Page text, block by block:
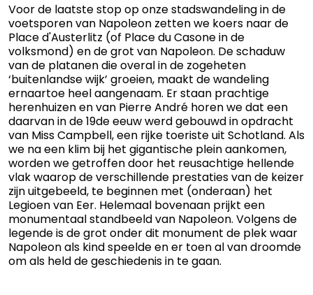
Voor de laatste stop op onze stadswandeling in de
voetsporen van Napoleon zetten we koers naar de
Place d'Austerlitz (of Place du Casone in de
volksmond) en de grot van Napoleon. De schaduw
van de platanen die overal in de zogeheten
‘buitenlandse wijk’ groeien, maakt de wandeling
ernaartoe heel aangenaam. Er staan prachtige
herenhuizen en van Pierre André horen we dat een
daarvan in de 19de eeuw werd gebouwd in opdracht
van Miss Campbell, een rijke toeriste uit Schotland. Als
we na een klim bij het gigantische plein aankomen,
worden we getroffen door het reusachtige hellende
vlak waarop de verschillende prestaties van de keizer
zijn uitgebeeld, te beginnen met (onderaan) het
Legioen van Eer. Helemaal bovenaan prijkt een
monumentaal standbeeld van Napoleon. Volgens de
legende is de grot onder dit monument de plek waar
Napoleon als kind speelde en er toen al van droomde
om als held de geschiedenis in te gaan.